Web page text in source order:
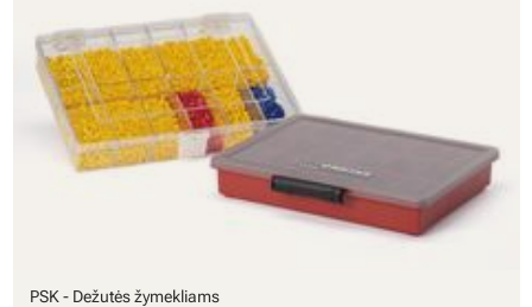
PSK - Dežutės žymekliams